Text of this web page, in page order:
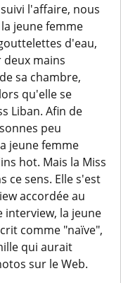
l'affaire, nous
jeune femme
d'eau,
mains
sa chambre,
qu'elle se
Liban. Afin de
peu
jeune femme
hot. Mais la Miss
ce sens. Elle s'est
accordée au
interview, la jeune
comme "naïve",
qui aurait
sur le Web.